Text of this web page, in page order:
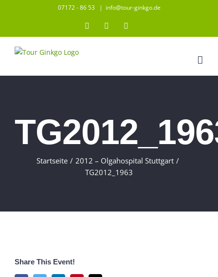
07172 - 86 53 | info@tour-ginkgo.de
InstagramFacebook
Startseite / 2012 – Olgahospital Stuttgart /
TG2012_1963
Share This Event!